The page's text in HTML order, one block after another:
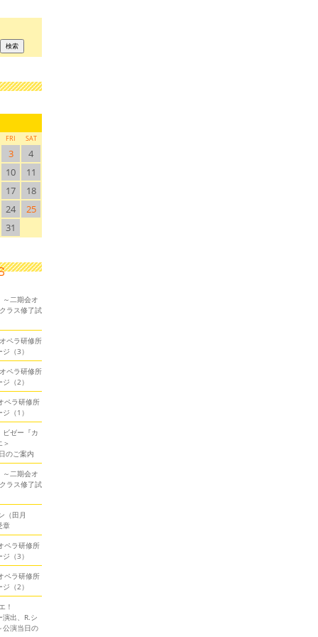
FRI SAT
3
4
10
11
17
18
24
25
31
～二期会オ
ラス修了試
ペラ研修所
（3）
ペラ研修所
（2）
ペラ研修所
（1）
ビゼー『カ
＞
のご案内
～二期会オ
ラス修了試
（田月
章
ペラ研修所
（3）
ペラ研修所
（2）
！
出、R.シ
公演当日の